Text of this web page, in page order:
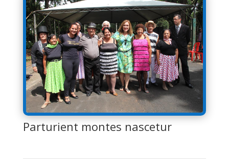
Parturient montes nascetur